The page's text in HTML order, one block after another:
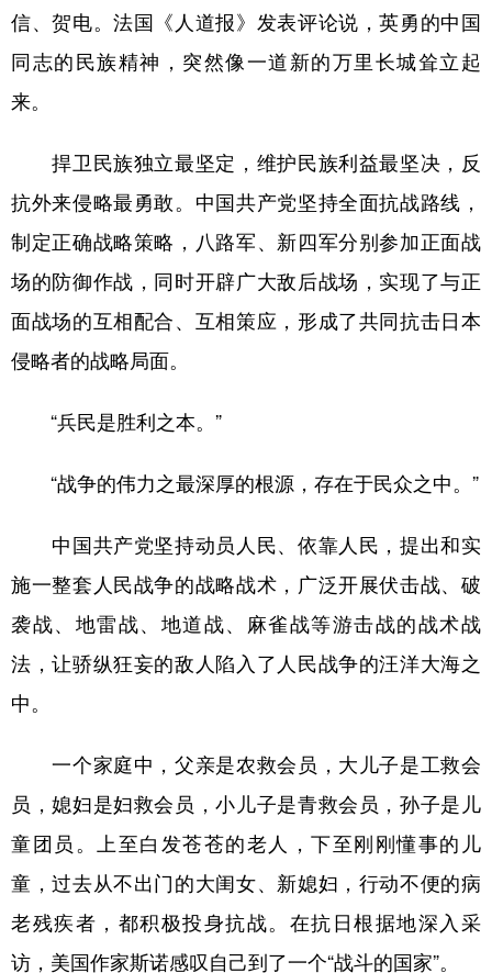
信、贺电。法国《人道报》发表评论说，英勇的中国
同志的民族精神，突然像一道新的万里长城耸立起
来。
捍卫民族独立最坚定，维护民族利益最坚决，反
抗外来侵略最勇敢。中国共产党坚持全面抗战路线，
制定正确战略策略，八路军、新四军分别参加正面战
场的防御作战，同时开辟广大敌后战场，实现了与正
面战场的互相配合、互相策应，形成了共同抗击日本
侵略者的战略局面。
“兵民是胜利之本。”
“战争的伟力之最深厚的根源，存在于民众之中。”
中国共产党坚持动员人民、依靠人民，提出和实
施一整套人民战争的战略战术，广泛开展伏击战、破
袭战、地雷战、地道战、麻雀战等游击战的战术战
法，让骄纵狂妄的敌人陷入了人民战争的汪洋大海之
中。
一个家庭中，父亲是农救会员，大儿子是工救会
员，媳妇是妇救会员，小儿子是青救会员，孙子是儿
童团员。上至白发苍苍的老人，下至刚刚懂事的儿
童，过去从不出门的大闺女、新媳妇，行动不便的病
老残疾者，都积极投身抗战。在抗日根据地深入采
访，美国作家斯诺感叹自己到了一个“战斗的国家”。